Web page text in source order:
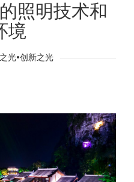
照明技术和
境
光•创新之光